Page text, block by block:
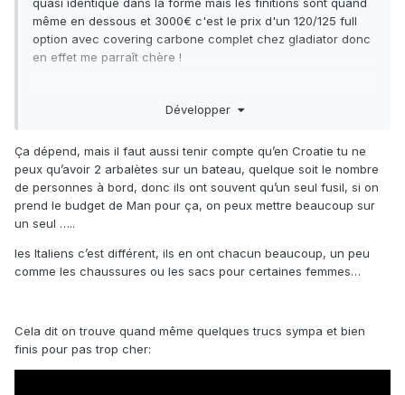
même en dessous et 3000€ c'est le prix d'un 120/125 full
option avec covering carbone complet chez gladiator donc
en effet me parraît chère !
On est très loin des flingues croate chez les italiens je
ils mettent jamais beaucoup de taff dedans j'ai
l'impression....
Développer
Ça dépend, mais il faut aussi tenir compte qu’en Croatie tu ne
peux qu’avoir 2 arbalètes sur un bateau, quelque soit le nombre
de personnes à bord, donc ils ont souvent qu’un seul fusil, si on
prend le budget de Man pour ça, on peux mettre beaucoup sur
un seul …..
les Italiens c’est différent, ils en ont chacun beaucoup, un peu
comme les chaussures ou les sacs pour certaines femmes…
Cela dit on trouve quand même quelques trucs sympa et bien
finis pour pas trop cher: